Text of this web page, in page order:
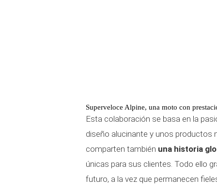
Superveloce Alpine, una moto con
Esta colaboración se basa en la
diseño alucinante y unos
comparten también una historia
únicas para sus clientes. Todo ello
futuro, a la vez que permanecen